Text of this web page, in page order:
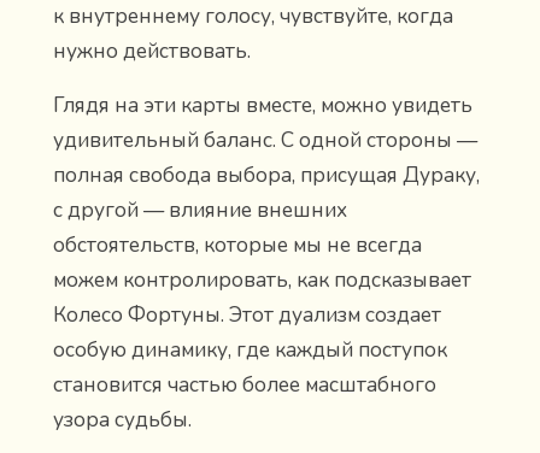
к внутреннему голосу, чувствуйте, когда
нужно действовать.
Глядя на эти карты вместе, можно увидеть
удивительный баланс. С одной стороны —
полная свобода выбора, присущая Дураку,
с другой — влияние внешних
обстоятельств, которые мы не всегда
можем контролировать, как подсказывает
Колесо Фортуны. Этот дуализм создает
особую динамику, где каждый поступок
становится частью более масштабного
узора судьбы.